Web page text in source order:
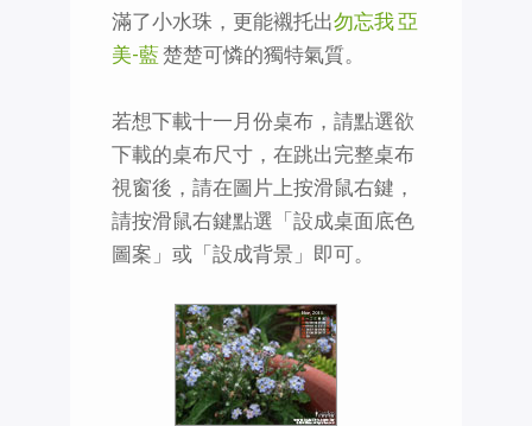
滿了小水珠，更能襯托出勿忘我 亞
美-藍楚楚可憐的獨特氣質。
若想下載十一月份桌布，請點選欲
下載的桌布尺寸，在跳出完整桌布
視窗後，請在圖片上按滑鼠右鍵，
請按滑鼠右鍵點選「設成桌面底色
圖案」或「設成背景」即可。